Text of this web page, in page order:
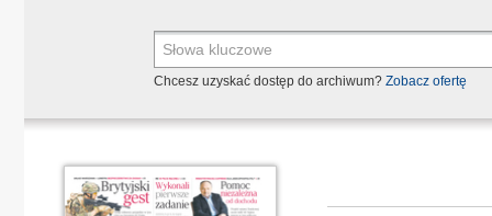
Chcesz uzyskać dostęp do archiwum? Zobacz ofertę